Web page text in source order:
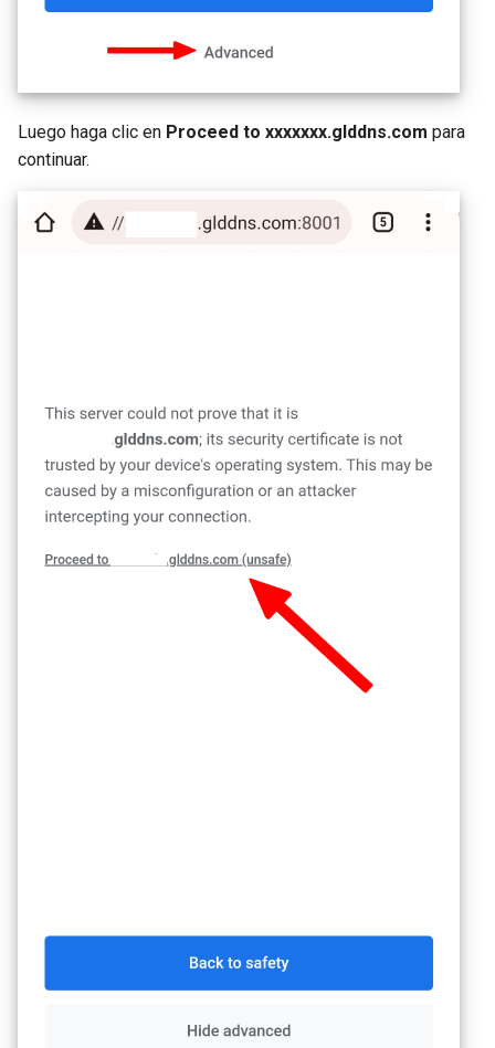
Luego haga clic en Proceed to xxxxxxx.glddns.com para
continuar.